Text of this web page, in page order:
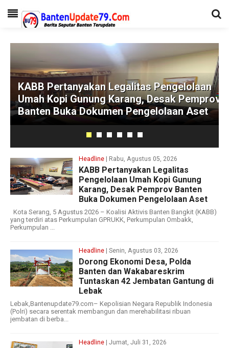
KABB Pertanyakan Legalitas Pengelolaan
Umah Kopi Gunung Karang, Desak Pemprov
Banten Buka Dokumen Pengelolaan Aset
Headline | Rabu, Agustus 05, 2026
KABB Pertanyakan Legalitas
Pengelolaan Umah Kopi Gunung
Karang, Desak Pemprov Banten
Buka Dokumen Pengelolaan Aset
Kota Serang, 5 Agustus 2026 – Koalisi Aktivis Banten Bangkit (KABB)
yang terdiri atas Perkumpulan GPRUKK, Perkumpulan Ombakk,
Perkumpulan ...
Headline | Senin, Agustus 03, 2026
Dorong Ekonomi Desa, Polda
Banten dan Wakabareskrim
Tuntaskan 42 Jembatan Gantung di
Lebak
Lebak,Bantenupdate79.com– Kepolisian Negara Republik Indonesia
(Polri) secara serentak membangun dan merehabilitasi ribuan
jembatan di berba...
Headline | Jumat, Juli 31, 2026